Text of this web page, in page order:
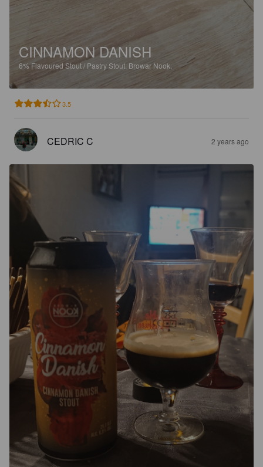
CINNAMON DANISH
6%Flavoured Stout / Pastry Stout. Browar Nook.
3.5
CEDRIC C 2 years ago